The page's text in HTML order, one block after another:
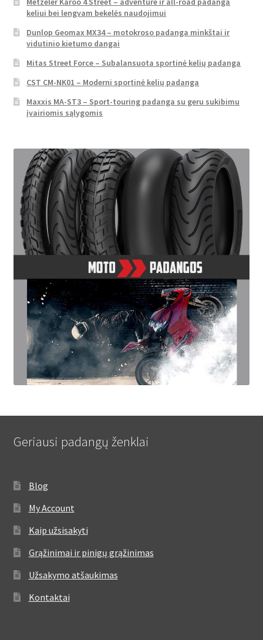
keliui bei lengvam bekelės naudojimui
Dunlop Geomax MX34 – motokroso padanga minkštai ir
vidutinio kietumo dangai
Mitas Street Force – Subalansuota sportinė kelių padanga
CST CM-NK01 – Moderni sportinė kelių padanga
Maxxis MA-ST3 – Sport-touring padanga su geru sukibimu
įvairiomis sąlygomis
Geriausi padangų ženklai
Blog
My Account
Kaip užsisakyti
Grąžinimai ir pinigų grąžinimas
Užsakymo atšaukimas
Kontaktai